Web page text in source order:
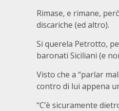
Rimase, e rimane,
discariche (ed altro).
Si querela Petrotto,
baronati Siciliani (e
Visto che a “parlar
contro di lui appena
“C’è sicuramente